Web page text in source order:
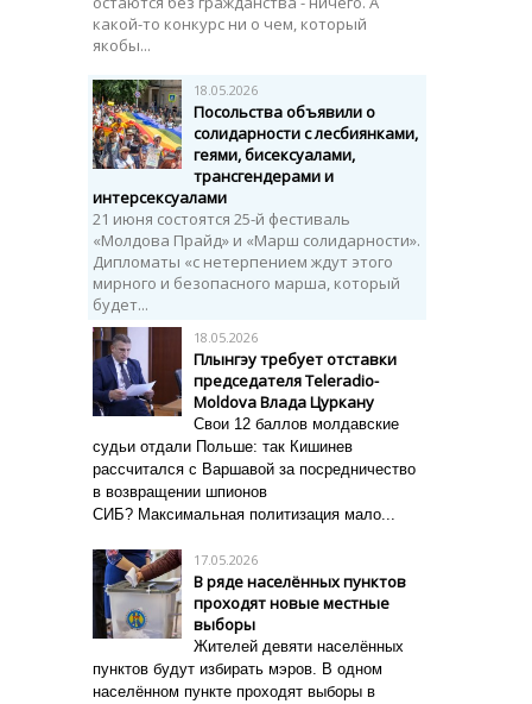
какой-то конкурс ни о чем, который
якобы...
18.05.2026
Посольства объявили о
солидарности с лесбиянками,
геями, бисексуалами,
трансгендерами и
интерсексуалами
21 июня состоятся 25-й фестиваль
«Молдова Прайд» и «Марш солидарности».
Дипломаты «с нетерпением ждут этого
мирного и безопасного марша, который
будет...
18.05.2026
Плынгэу требует отставки
председателя Тeleradio-
Moldova Влада Цуркану
Свои 12 баллов молдавские
судьи отдали Польше: так Кишинев
рассчитался с Варшавой за посредничество
в возвращении шпионов
СИБ? Максимальная политизация мало...
17.05.2026
В ряде населённых пунктов
проходят новые местные
выборы
Жителей девяти населённых
пунктов будут избирать мэров. В одном
населённом пункте проходят выборы в